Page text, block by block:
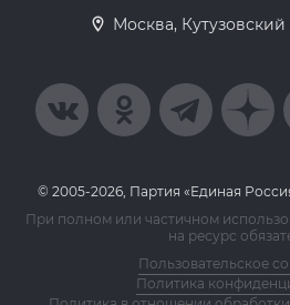
Москва, Кутузовский
© 2005-2026, Партия «Единая
При полном или частичном
на ресурс
Пользовательское
Политика